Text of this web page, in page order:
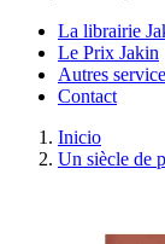
La librairie
Le Prix Jakin
Autres
Contact
Inicio
Un siècle de